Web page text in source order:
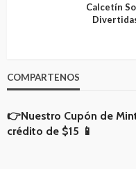
Calcetín
COMPARTENOS
👉Nuestro Cupón de
crédito de $15 📱